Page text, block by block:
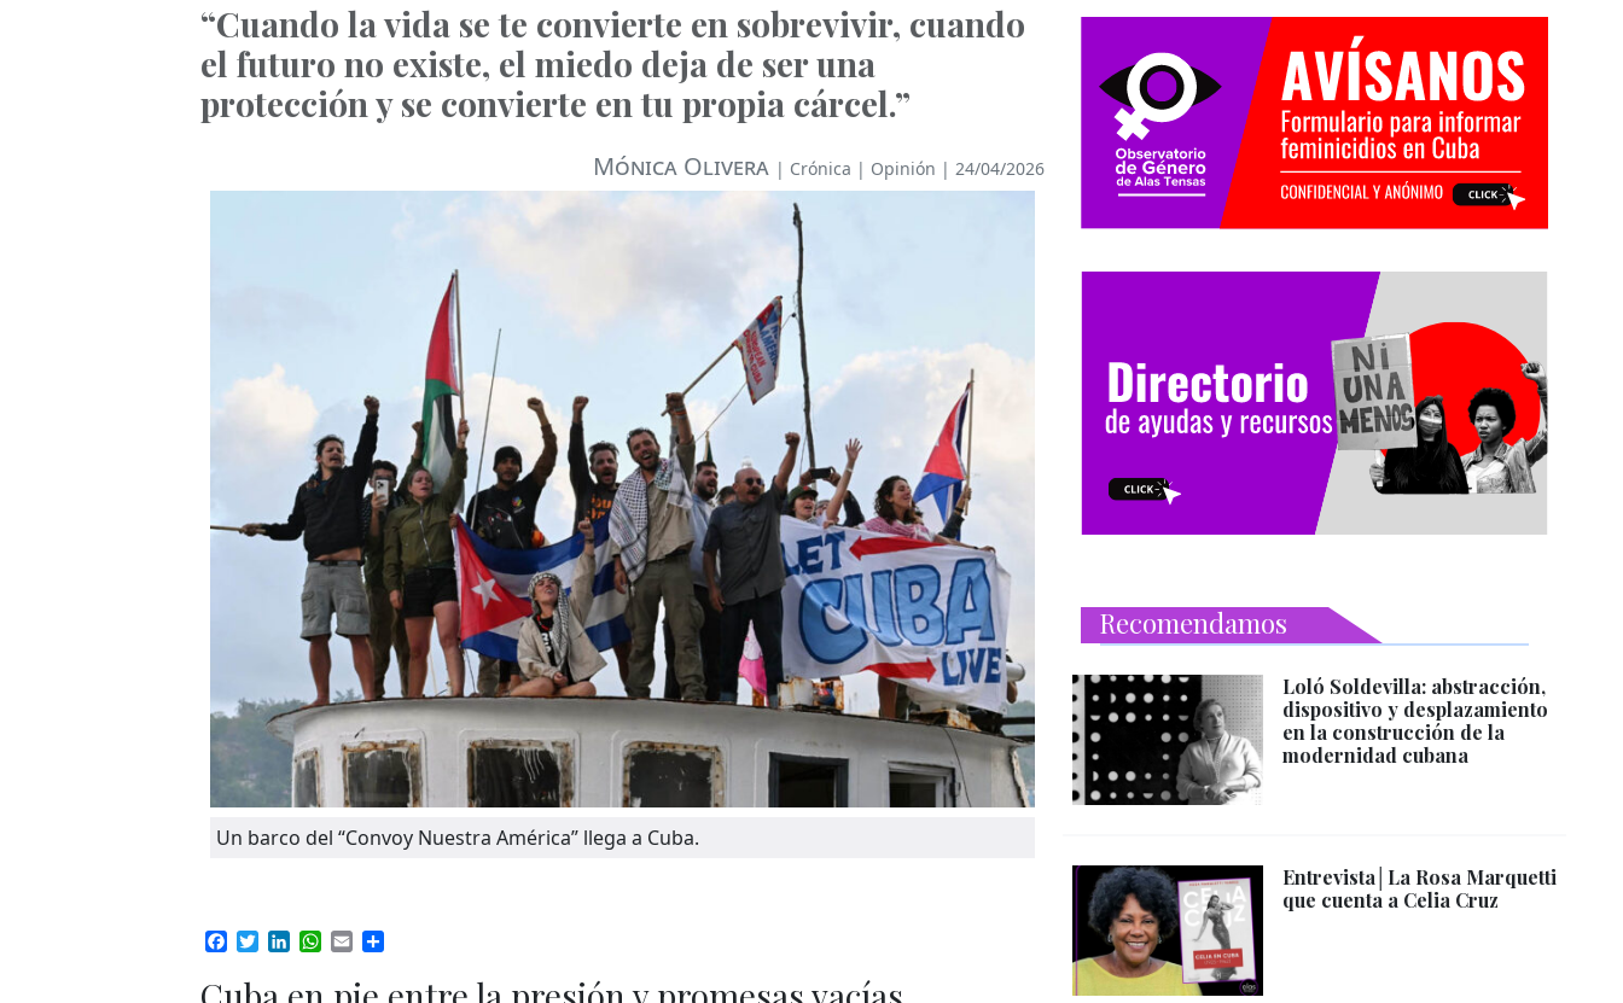
“Cuando la vida se te convierte en sobrevivir, cuando
el futuro no existe, el miedo deja de ser una
protección y se convierte en tu propia cárcel.”
Mónica Olivera | Crónica | Opinión | 24/04/2026
Un barco del “Convoy Nuestra América” llega a Cuba.
Facebook
TwitterLinkedIn
WhatsApp
Email
Recomendamos
Loló Soldevilla: abstracción,
dispositivo y desplazamiento
en la construcción de la
modernidad cubana
Entrevista│La Rosa Marquetti
que cuenta a Celia Cruz